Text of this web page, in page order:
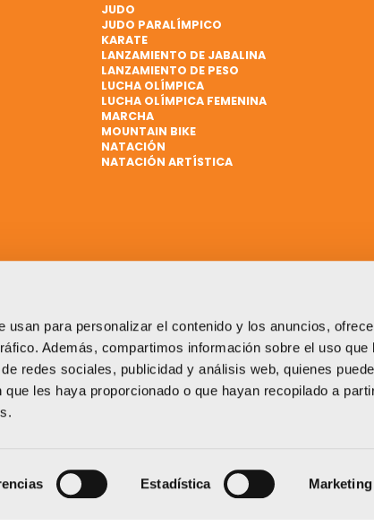
usan para personalizar el contenido y los anuncios,
Además, compartimos información sobre el uso que
redes sociales, publicidad y análisis web, quienes
les haya proporcionado o que hayan recopilado a
Estadística Marketing
JUDO
JUDO PARALÍMPICO
KARATE
LANZAMIENTO DE JABALINA
LANZAMIENTO DE PESO
LUCHA OLÍMPICA
LUCHA OLÍMPICA FEMENINA
MARCHA
MOUNTAIN BIKE
NATACIÓN
NATACIÓN ARTÍSTICA
proyecto impulsado por: